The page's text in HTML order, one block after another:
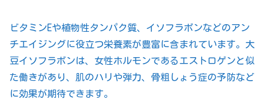
ビタミンEや植物性タンパク質、イソフラボンなどのアン
チエイジングに役立つ栄養素が豊富に含まれています。大
豆イソフラボンは、女性ホルモンであるエストロゲンと似
た働きがあり、肌のハリや弾力、骨粗しょう症の予防など
に効果が期待できます。